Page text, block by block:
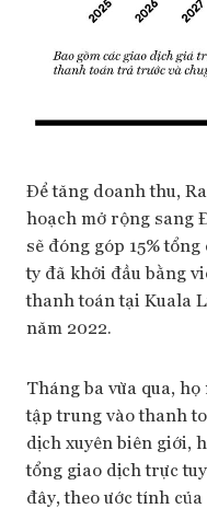
Để tăng doanh thu,
hoạch mở rộng sang
sẽ đóng góp 15%
ty đã khởi đầu bằng
thanh toán tại Kuala
năm 2022.
Tháng ba vừa qua,
tập trung vào thanh
dịch xuyên biên giới,
tổng giao dịch trực
đây, theo ước tính